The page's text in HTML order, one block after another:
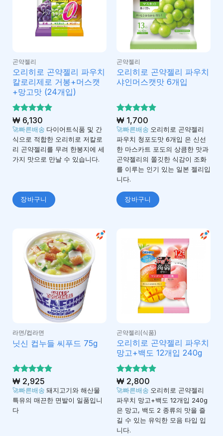
곤약젤리
오리히로 곤약젤리 파우치
칼로리제로 거봉+머스캣
+망고맛 (24개입)
5 중에서
4.92로 평
가됨
₩6,130
🚀빠른배송 다이어트식품 및 간
식으로 적합한 오리히로 저칼로
리 곤약젤리를 무려 한봉지에 세
가지 맛으로 만날 수 있습니다.
장바구니
곤약젤리
오리히로 곤약젤리 파우치
샤인머스캣맛 6개입
5 중에서
4.87로 평
가됨
₩1,700
🚀빠른배송 오리히로 곤약젤리
파우치 청포도맛 6개입 은 신선
한 마스카트 포도의 상큼한 맛과
곤약젤리의 쫄깃한 식감이 조화
를 이루는 인기 있는 일본 젤리입
니다.
장바구니
라면/컵라면
닛신 컵누들 씨푸드 75g
5 중에서
4.87로 평
가됨
₩2,925
🚀빠른배송 돼지고기와 해산물
특유의 매끈한 면발이 일품입니
다
곤약젤리(식품)
오리히로 곤약젤리 파우치
망고+백도 12개입 240g
5 중에서
4.9로 평가
됨
₩2,800
🚀빠른배송 오리히로 곤약젤리
파우치 망고+백도 12개입 240g
은 망고, 백도 2 종류의 맛을 즐
길 수 있는 유익한 모음 타입 입
니다.